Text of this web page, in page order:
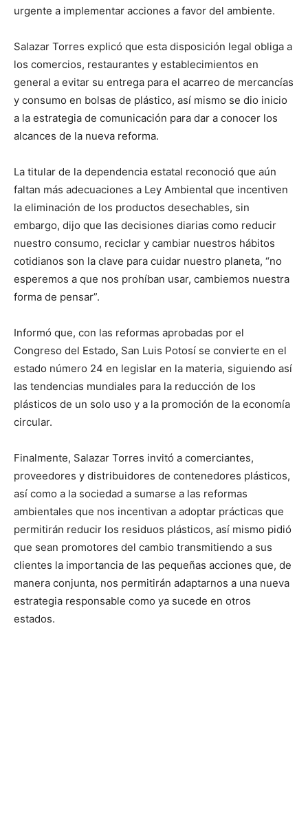
urgente a implementar acciones a favor del ambiente.
Salazar Torres explicó que esta disposición legal obliga a
los comercios, restaurantes y establecimientos en
general a evitar su entrega para el acarreo de mercancías
y consumo en bolsas de plástico, así mismo se dio inicio
a la estrategia de comunicación para dar a conocer los
alcances de la nueva reforma.
La titular de la dependencia estatal reconoció que aún
faltan más adecuaciones a Ley Ambiental que incentiven
la eliminación de los productos desechables, sin
embargo, dijo que las decisiones diarias como reducir
nuestro consumo, reciclar y cambiar nuestros hábitos
cotidianos son la clave para cuidar nuestro planeta, “no
esperemos a que nos prohíban usar, cambiemos nuestra
forma de pensar”.
Informó que, con las reformas aprobadas por el
Congreso del Estado, San Luis Potosí se convierte en el
estado número 24 en legislar en la materia, siguiendo así
las tendencias mundiales para la reducción de los
plásticos de un solo uso y a la promoción de la economía
circular.
Finalmente, Salazar Torres invitó a comerciantes,
proveedores y distribuidores de contenedores plásticos,
así como a la sociedad a sumarse a las reformas
ambientales que nos incentivan a adoptar prácticas que
permitirán reducir los residuos plásticos, así mismo pidió
que sean promotores del cambio transmitiendo a sus
clientes la importancia de las pequeñas acciones que, de
manera conjunta, nos permitirán adaptarnos a una nueva
estrategia responsable como ya sucede en otros
estados.